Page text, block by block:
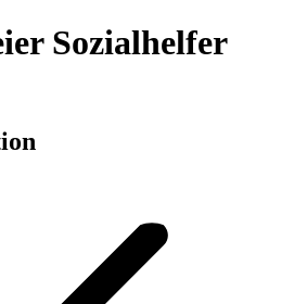
Sozialhelfer